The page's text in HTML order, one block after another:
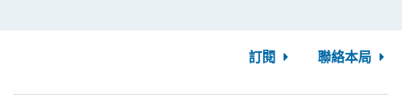
訂閱 聯絡本局